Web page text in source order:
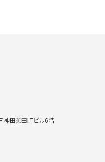
神田須田町ビル6階